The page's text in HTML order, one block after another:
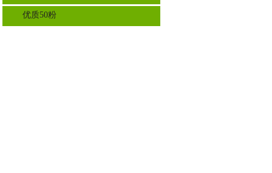
优质50粉